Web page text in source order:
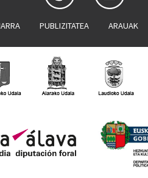
PUBLIZITATEA ARAUAK